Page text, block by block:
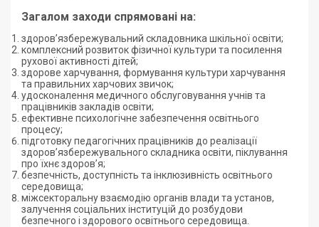
Загалом заходи спрямовані на:
здоров’язбережувальний складовника шкільної освіти;
комплексний розвиток фізичної культури та посилення
рухової активності дітей;
здорове харчування, формування культури харчування
та правильних харчових звичок;
удосконалення медичного обслуговування учнів та
працівників закладів освіти;
ефективне психологічне забезпечення освітнього
процесу;
підготовку педагогічних працівників до реалізації
здоров’язбережувального складника освіти, піклування
про їхнє здоров’я;
безпечність, доступність та інклюзивність освітнього
середовища;
міжсекторальну взаємодію органів влади та установ,
залучення соціальних інституцій до розбудови
безпечного і здорового освітнього середовища.